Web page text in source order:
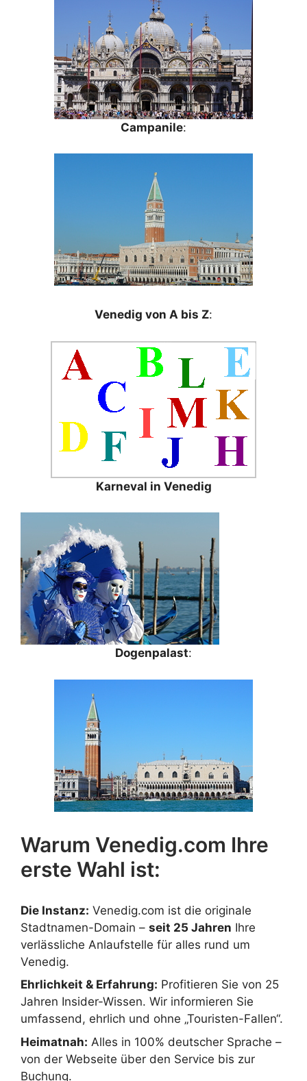
Campanile:
Venedig von A bis Z:
Karneval in Venedig
Dogenpalast:
Warum Venedig.com Ihre
erste Wahl ist:
Die Instanz: Venedig.com ist die originale
Stadtnamen-Domain – seit 25 Jahren Ihre
verlässliche Anlaufstelle für alles rund um
Venedig.
Ehrlichkeit & Erfahrung: Profitieren Sie von 25
Jahren Insider-Wissen. Wir informieren Sie
umfassend, ehrlich und ohne „Touristen-Fallen“.
Heimatnah: Alles in 100% deutscher Sprache –
von der Webseite über den Service bis zur
Buchung.